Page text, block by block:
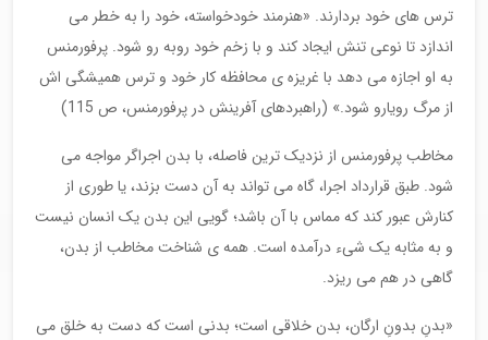
ترس های خود بردارند. «هنرمند خودخواسته، خود را به خطر می
اندازد تا نوعی تنش ایجاد کند و با زخم خود روبه رو شود. پرفورمنس
به او اجازه می دهد با غریزه ی محافظه کار خود و ترس همیشگی اش
از مرگ رویارو شود.» (راهبردهای آفرینش در پرفورمنس، ص 115)
مخاطب پرفورمنس از نزدیک ترین فاصله، با بدن اجراگر مواجه می
شود. طبق قرارداد اجرا، گاه می تواند به آن دست بزند، یا طوری از
کنارش عبور کند که مماس با آن باشد؛ گویی این بدن یک انسان نیست
و به مثابه یک شیء درآمده است. همه ی شناخت مخاطب از بدن،
گاهی در هم می ریزد.
«بدنِ بدونِ ارگان، بدن خلاقی است؛ بدنی است که دست به خلق می